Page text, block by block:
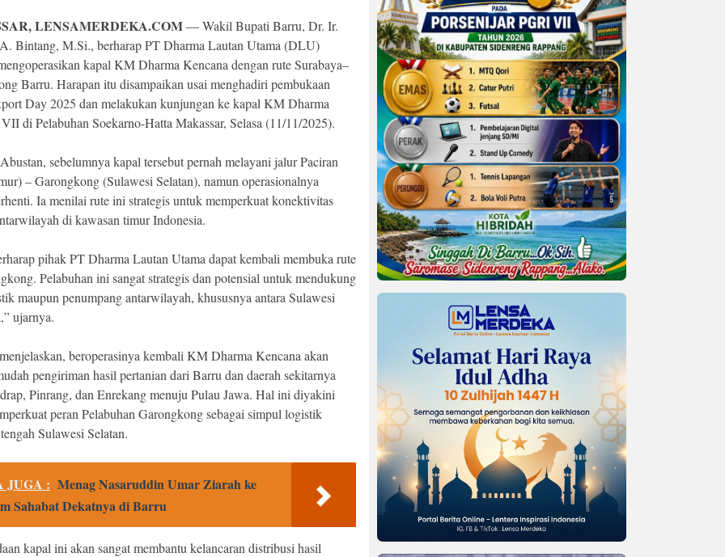
LENSAMERDEKA.COM— Wakil Bupati Barru, Dr. Ir.
Bintang, M.Si., berharap PT Dharma Lautan Utama (DLU)
kapal KM Dharma Kencana dengan rute Surabaya–
Barru. Harapan itu disampaikan usai menghadiri pembukaan
Day 2025 dan melakukan kunjungan ke kapal KM Dharma
di Pelabuhan Soekarno-Hatta Makassar, Selasa (11/11/2025).
sebelumnya kapal tersebut pernah melayani jalur Paciran
– Garongkong (Sulawesi Selatan), namun operasionalnya
Ia menilai rute ini strategis untuk memperkuat konektivitas
di kawasan timur Indonesia.
pihak PT Dharma Lautan Utama dapat kembali membuka rute
Pelabuhan ini sangat strategis dan potensial untuk mendukung
maupun penumpang antarwilayah, khususnya antara Sulawesi
ujarnya.
beroperasinya kembali KM Dharma Kencana akan
pengiriman hasil pertanian dari Barru dan daerah sekitarnya
Pinrang, dan Enrekang menuju Pulau Jawa. Hal ini diyakini
peran Pelabuhan Garongkong sebagai simpul logistik
Sulawesi Selatan.
JUGA : Menag Nasaruddin Umar Ziarah ke
Sahabat Dekatnya di Barru
kapal ini akan sangat membantu kelancaran distribusi hasil